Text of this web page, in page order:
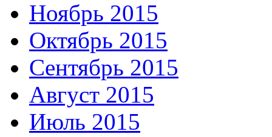
Ноябрь 2015
Октябрь 2015
Сентябрь 2015
Август 2015
Июль 2015